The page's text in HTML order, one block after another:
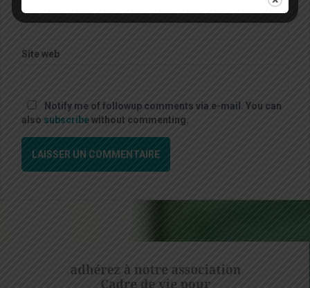
Site web
Notify me of followup comments via e-mail. You can
also subscribewithout commenting.